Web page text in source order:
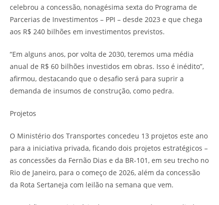
celebrou a concessão, nonagésima sexta do Programa de
Parcerias de Investimentos – PPI – desde 2023 e que chega
aos R$ 240 bilhões em investimentos previstos.
“Em alguns anos, por volta de 2030, teremos uma média
anual de R$ 60 bilhões investidos em obras. Isso é inédito”,
afirmou, destacando que o desafio será para suprir a
demanda de insumos de construção, como pedra.
Projetos
O Ministério dos Transportes concedeu 13 projetos este ano
para a iniciativa privada, ficando dois projetos estratégicos –
as concessões da Fernão Dias e da BR-101, em seu trecho no
Rio de Janeiro, para o começo de 2026, além da concessão
da Rota Sertaneja com leilão na semana que vem.